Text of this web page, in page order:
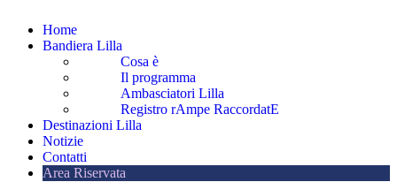
Home
Bandiera Lilla
Cosa è
Il programma
Ambasciatori Lilla
Registro rAmpe RaccordatE
Destinazioni Lilla
Notizie
Contatti
Area Riservata